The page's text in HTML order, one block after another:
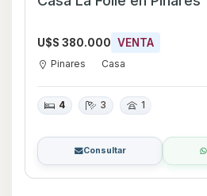
U$S 380.000 VENTA
Pinares Casa
4 3 1
Consultar